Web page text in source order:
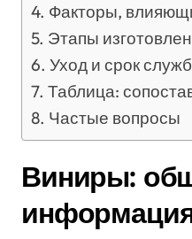
Факторы,
Этапы
Уход и срок
Таблица:
Частые вопросы
Виниры: